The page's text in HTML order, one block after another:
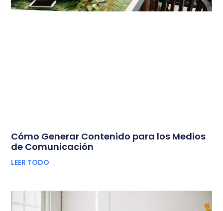
Cómo Generar Contenido para los Medios
de Comunicación
LEER TODO